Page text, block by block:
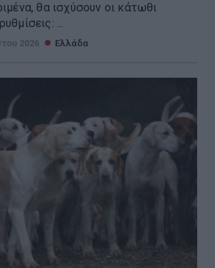
θα ισχύσουν οι κάτωθι
...
2026 Ελλάδα